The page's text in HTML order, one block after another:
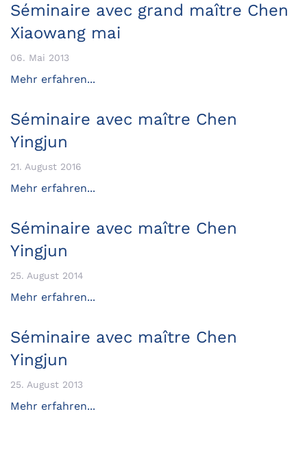
Séminaire avec grand maître Chen
Xiaowang mai
06. Mai 2013
Mehr erfahren...
Séminaire avec maître Chen
Yingjun
21. August 2016
Mehr erfahren...
Séminaire avec maître Chen
Yingjun
25. August 2014
Mehr erfahren...
Séminaire avec maître Chen
Yingjun
25. August 2013
Mehr erfahren...